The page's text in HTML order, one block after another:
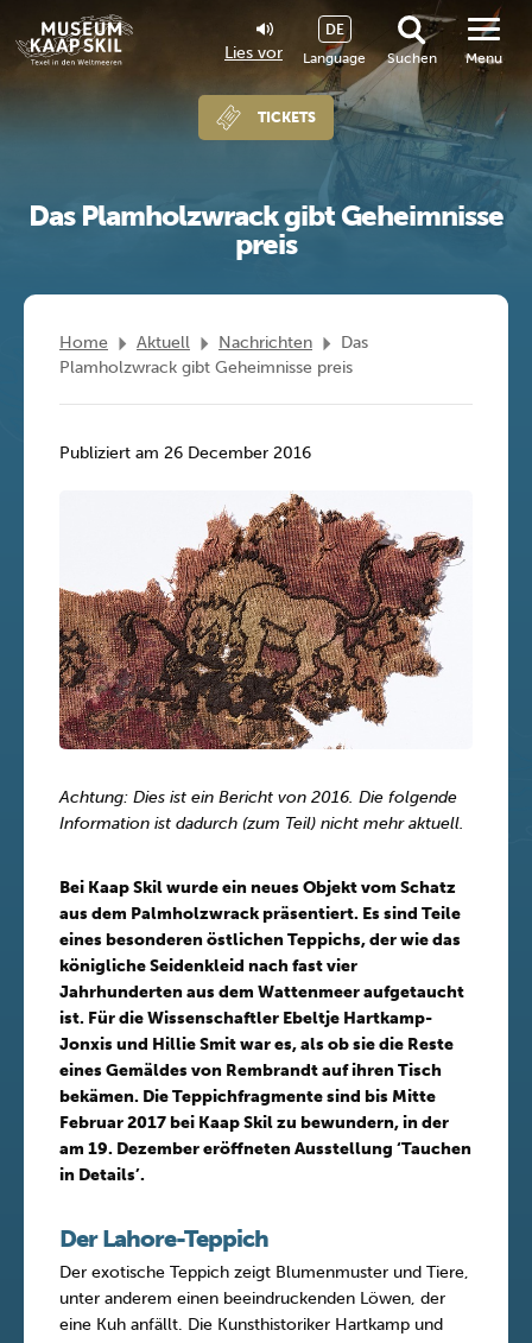
Lies vor Language
DE
Suchen
TICKETS
Menu
Das Plamholzwrack gibt Geheimnisse
preis
Home Aktuell Nachrichten
Das
Plamholzwrack gibt Geheimnisse preis
Publiziert am 26 December 2016
Achtung: Dies ist ein Bericht von 2016. Die folgende
Information ist dadurch (zum Teil) nicht mehr aktuell.
Bei Kaap Skil wurde ein neues Objekt vom Schatz
aus dem Palmholzwrack präsentiert. Es sind Teile
eines besonderen östlichen Teppichs, der wie das
königliche Seidenkleid nach fast vier
Jahrhunderten aus dem Wattenmeer aufgetaucht
ist. Für die Wissenschaftler Ebeltje Hartkamp-
Jonxis und Hillie Smit war es, als ob sie die Reste
eines Gemäldes von Rembrandt auf ihren Tisch
bekämen. Die Teppichfragmente sind bis Mitte
Februar 2017 bei Kaap Skil zu bewundern, in der
am 19. Dezember eröffneten Ausstellung ‘Tauchen
in Details’.
DerLahore-Teppich
Der exotische Teppich zeigt Blumenmuster und Tiere,
unter anderem einen beeindruckenden Löwen, der
eine Kuh anfällt. Die Kunsthistoriker Hartkamp und